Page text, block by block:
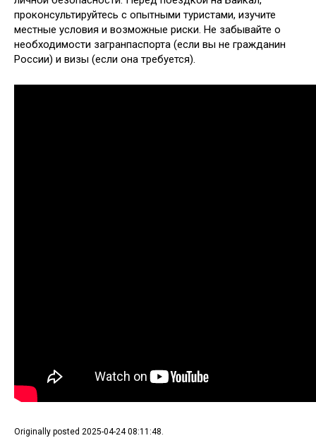
проконсультируйтесь с опытными туристами, изучите
местные условия и возможные риски. Не забывайте о
необходимости загранпаспорта (если вы не гражданин
России) и визы (если она требуется).
Originally posted 2025-04-24 08:11:48.